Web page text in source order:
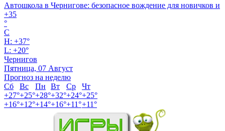
Автошкола в Чернигове: безопасное вождение для новичков и
+35
°
C
H: +37°
L: +20°
Чернигов
Пятница, 07 Август
Прогноз на неделю
Сб
Вс Пн Вт Ср
Чт
+27°+25°+28°+32°+24°+25°
+16°+12°+14°+16°+11°+11°